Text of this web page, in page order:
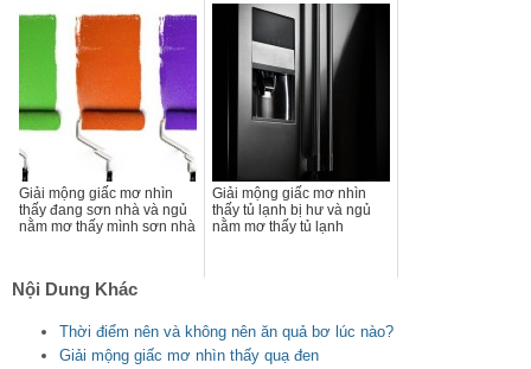
Giải mộng giấc mơ nhìn
thấy đang sơn nhà và ngủ
nằm mơ thấy mình sơn nhà
Giải mộng giấc mơ nhìn
thấy tủ lạnh bị hư và ngủ
nằm mơ thấy tủ lạnh
Nội Dung Khác
Thời điểm nên và không nên ăn quả bơ lúc nào?
Giải mộng giấc mơ nhìn thấy quạ đen